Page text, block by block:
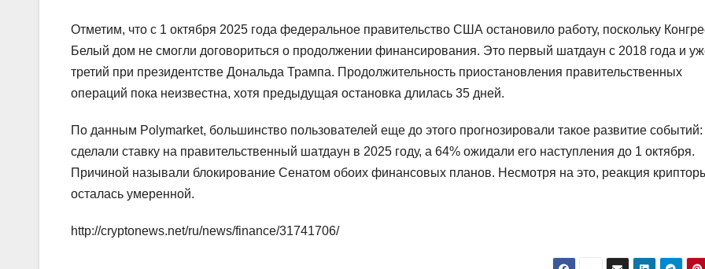
Отметим, что с 1 октября 2025 года федеральное правительство США остановило работу, поскольку
Белый дом не смогли договориться о продолжении финансирования. Это первый шатдаун с 2018 года и
третий при президентстве Дональда Трампа. Продолжительность приостановления правительственных
операций пока неизвестна, хотя предыдущая остановка длилась 35 дней.
По данным Polymarket, большинство пользователей еще до этого прогнозировали такое развитие
сделали ставку на правительственный шатдаун в 2025 году, а 64% ожидали его наступления до 1 октября.
Причиной называли блокирование Сенатом обоих финансовых планов. Несмотря на это, реакция
осталась умеренной.
http://cryptonews.net/ru/news/finance/31741706/